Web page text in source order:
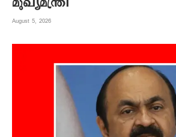
August 5, 2026